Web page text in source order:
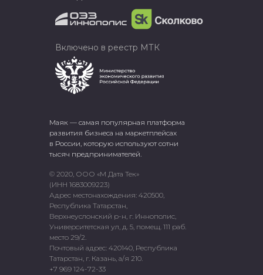
Маяк — самая популярная платформа
развития бизнеса на маркетплейсах
в России, которую используют сотни
тысяч предпринимателей.
© 2020, ООО «М Дата Тек»
(ИНН 1683009223)
Адрес местонахождения: 420500,
Республика Татарстан,
Верхнеуслонский р-н, г. Иннополис,
Университетская ул, д. 5, помещ. 111 раб.
место 29/2.
Почтовый адрес: 420140, Республика
Татарстан, г. Казань, а/я 210.
+7 969 124-72-33
Включено в реестр МТК